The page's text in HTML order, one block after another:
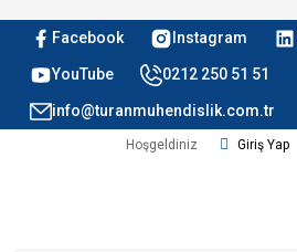
Facebook Instagram
YouTube 0212 250 51 51
info@turanmuhendislik.com.tr
Hoşgeldiniz Giriş Yap